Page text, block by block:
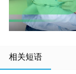
相关短语